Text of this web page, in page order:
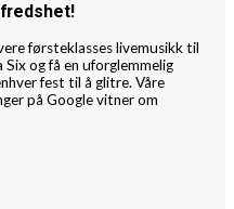
førsteklasses livemusikk til
og få en uforglemmelig
fest til å glitre. Våre
på Google vitner om